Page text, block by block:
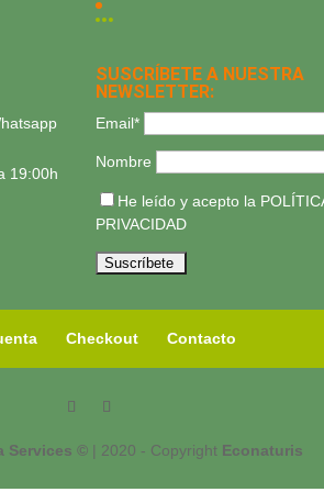
19:00h
SUSCRÍBETE A NUESTRA
NEWSLETTER:
Email*
Nombre
He leído y acepto la
PRIVACIDAD
Checkout Contacto
Services ©| 2020 - Copyright Econaturis